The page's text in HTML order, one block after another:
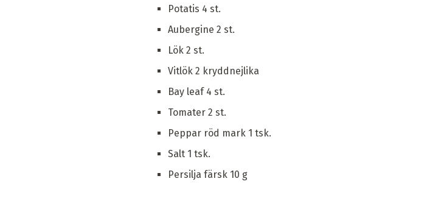
Potatis 4 st.
Aubergine 2 st.
Lök 2 st.
Vitlök 2 kryddnejlika
Bay leaf 4 st.
Tomater 2 st.
Peppar röd mark 1 tsk.
Salt 1 tsk.
Persilja färsk 10 g